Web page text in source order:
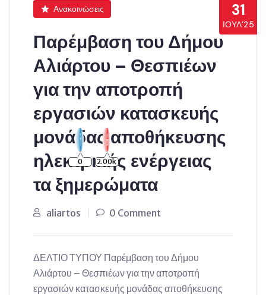
31
ΙΟΎΛ’25
Ανακοινώσεις
Παρέμβαση του Δήμου
Αλιάρτου – Θεσπιέων
για την αποτροπή
εργασιών κατασκευής
μονάδας αποθήκευσης
ηλεκτρικής ενέργειας
τα ξημερώματα
aliartos 0 Comment
ΔΕΛΤΙΟ ΤΥΠΟΥ Παρέμβαση του Δήμου
Αλιάρτου – Θεσπιέων για την αποτροπή
εργασιών κατασκευής μονάδας αποθήκευσης
0 2.00k